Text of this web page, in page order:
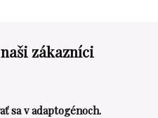
zákazníci
sa v adaptogénoch.